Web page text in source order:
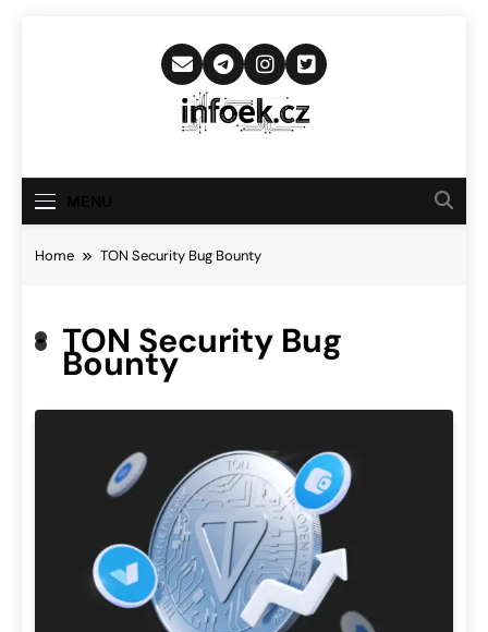
Infoek.cz
Novinkám
Home TON Security Bug Bounty
TON Security Bug
Bounty